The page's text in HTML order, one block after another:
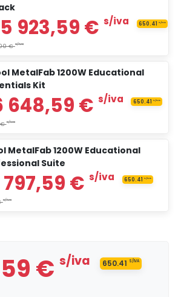
8 139,17 €s/iva
12 829,17 €s/iva
14 018,59 €
0,00 € s/iva
MetalFab 1200W Educational
Kit
MetalFab 1200W Educational
Suite
€ s/iva 650.41 S/IVA